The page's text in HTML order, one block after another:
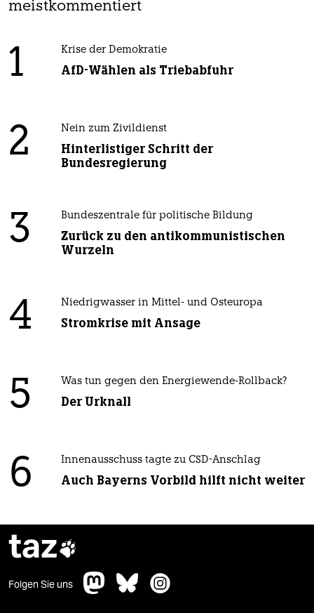
meistkommentiert
1 Krise der Demokratie
AfD-Wählen als Triebabfuhr
2 Nein zum Zivildienst
Hinterlistiger Schritt der
Bundesregierung
3 Bundeszentrale für politische Bildung
Zurück zu den antikommunistischen
Wurzeln
4 Niedrigwasser in Mittel- und Osteuropa
Stromkrise mit Ansage
5 Was tun gegen den Energiewende-Rollback?
Der Urknall
6 Innenausschuss tagte zu CSD-Anschlag
Auch Bayerns Vorbild hilft nicht weiter
taz
Folgen Sie uns